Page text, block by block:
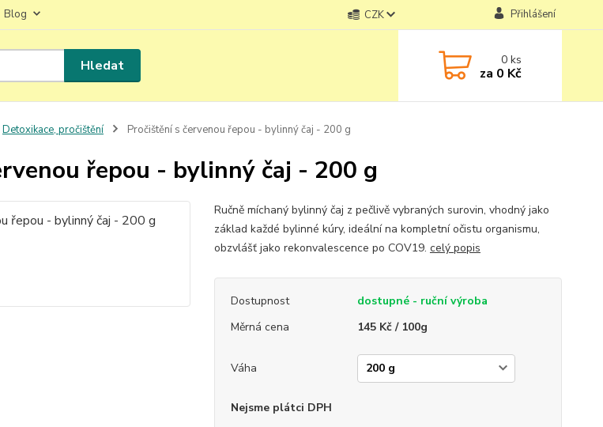
Blog CZK Přihlášení
Hledat 0ks
za 0 Kč
Detoxikace, pročištění Pročištění s červenou řepou - bylinný čaj - 200 g
řepou - bylinný čaj - 200 g
Ručně míchaný bylinný čaj z pečlivě vybraných surovin, vhodný jako
základ každé bylinné kúry, ideální na kompletní očistu organismu,
obzvlášť jako rekonvalescence po COV19. celý popis
Dostupnost
dostupné - ruční výroba
Měrná cena
145 Kč / 100g
Váha
Nejsme plátci DPH